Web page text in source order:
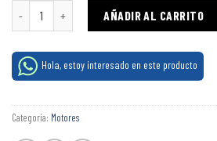
Motor Xing 2203.5 2450kv 3600kv cantidad
AÑADIR AL CARRITO
Hola, estoy interesado en este producto
Categoría: Motores